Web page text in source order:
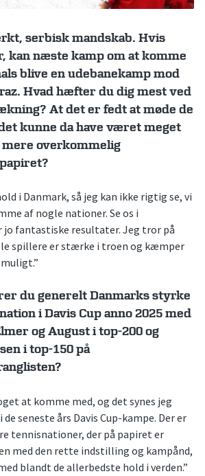
serbisk mandskab. Hvis
kan næste kamp om at komme
blive en udebanekamp mod
Hvad hæfter du dig mest ved
At det er fedt at møde de
kunne da have været meget
overkommelig
i Danmark, så jeg kan ikke rigtig se, vi
af nogle nationer. Se os i
jo fantastiske resultater. Jeg tror på
spillere er stærke i troen og kæmper
du generelt Danmarks styrke
i Davis Cup anno 2025 med
og August i top-200 og
i top-150 på
at komme med, og det synes jeg
seneste års Davis Cup-kampe. Der er
tennisnationer, der på papiret er
med den rette indstilling og kampånd,
blandt de allerbedste hold i verden.”